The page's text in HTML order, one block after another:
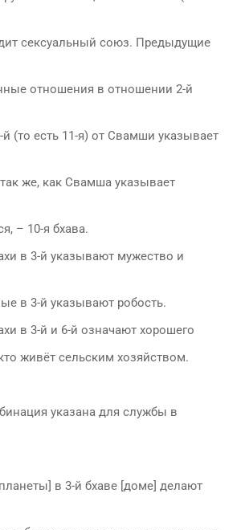
сексуальный союз. Предыдущие
отношения в отношении 2-й
(то есть 11-я) от Свамши указывает
же, как Свамша указывает
– 10-я бхава.
в 3-й указывают мужество и
в 3-й указывают робость.
в 3-й и 6-й означают хорошего
живёт сельским хозяйством.
указана для службы в
в 3-й бхаве [доме] делают